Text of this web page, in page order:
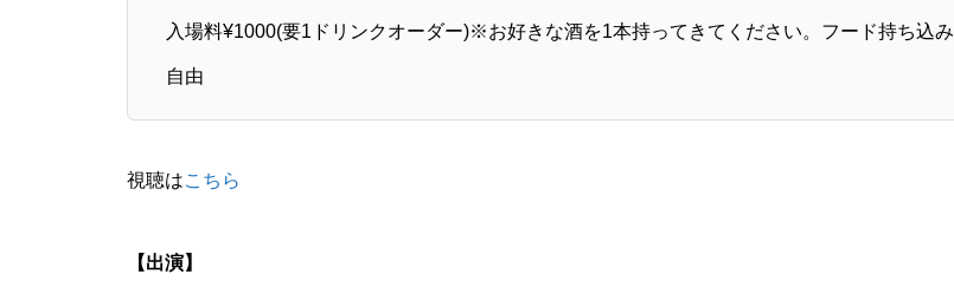
入場料¥1000(要1ドリンクオーダー)※お好きな酒を1本持ってきてください。フード持ち込み
自由
視聴はこちら
【出演】